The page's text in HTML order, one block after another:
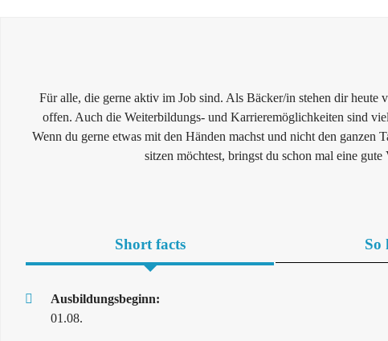
Für alle, die gerne aktiv im Job sind. Als Bäcker/in stehen dir heute
offen. Auch die Weiterbildungs- und Karrieremöglichkeiten sind
Wenn du gerne etwas mit den Händen machst und nicht den ganzen
sitzen möchtest, bringst du schon mal eine gute
Short facts So
Ausbildungsbeginn:
01.08.